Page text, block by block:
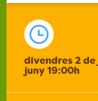
divendres 2 de
juny 19:00h